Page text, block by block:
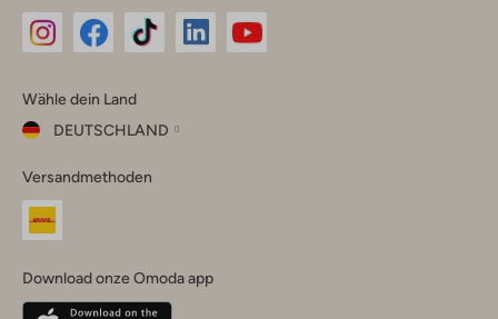
Instagram
Facebook
TikTok
Wähle dein Land
DEUTSCHLAND
dein
Land
Belgique(Français)
Versandmethoden
Download onze Omoda app